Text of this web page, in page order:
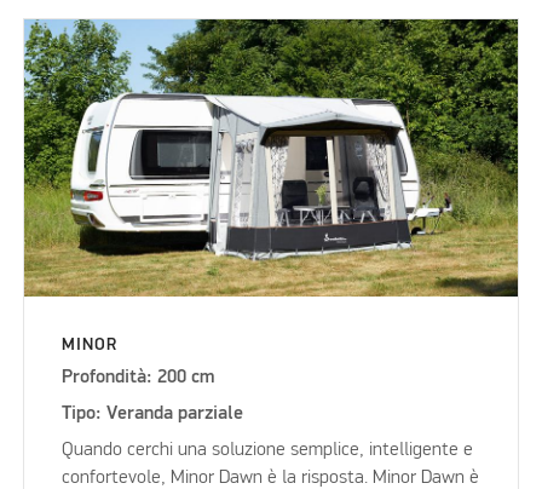
MINOR
Profondità: 200 cm
Tipo: Veranda parziale
Quando cerchi una soluzione semplice, intelligente e
confortevole, Minor Dawn è la risposta. Minor Dawn è